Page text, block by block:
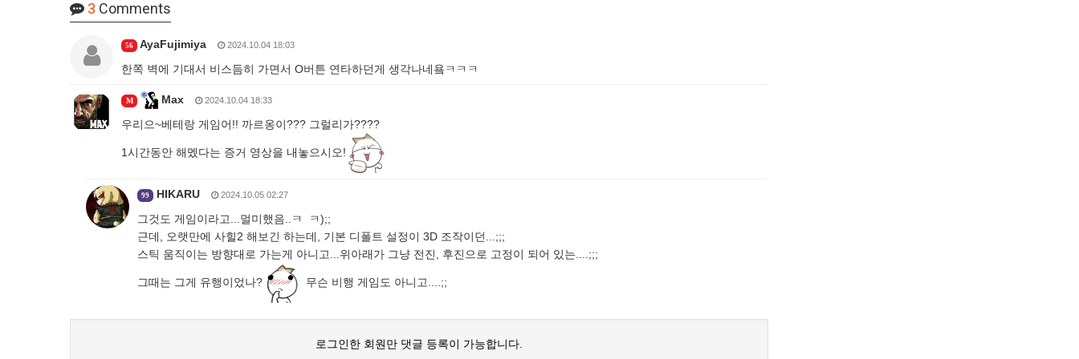
3 Comments
56 AyaFujimiya 2024.10.04 18:03
한쪽 벽에 기대서 비스듬히 가면서 O버튼 연타하던게 생각나네욬ㅋㅋㅋ
M Max 2024.10.04 18:33
우리으~베테랑 게임어!! 까르옹이??? 그럴리가????
1시간동안 해멨다는 증거 영상을 내놓으시오!
99 HIKARU 2024.10.05 02:27
그것도 게임이라고...멀미했음..ㅋ ㅋ);;
근데, 오랫만에 사힐2 해보긴 하는데, 기본 디폴트 설정이 3D 조작이던...;;;
스틱 움직이는 방향대로 가는게 아니고...위아래가 그냥 전진, 후진으로 고정이 되어 있는....;;;
그때는 그게 유행이었나? 무슨 비행 게임도 아니고....;;
로그인한 회원만 댓글 등록이 가능합니다.